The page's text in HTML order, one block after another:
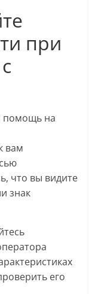
при
помощь на
вам
что вы видите
знак
его